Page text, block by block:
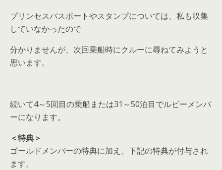
プリンセスパスポートやスタンプについては、私も収集
していなかったので
分かりませんが、次回乗船時にクルーに尋ねてみようと
思います。
続いて4～5回目の乗船または31～50泊目でルビーメンバ
ーになります。
＜特典＞
ゴールドメンバーの特典に加え、下記の特典が付与され
ます。